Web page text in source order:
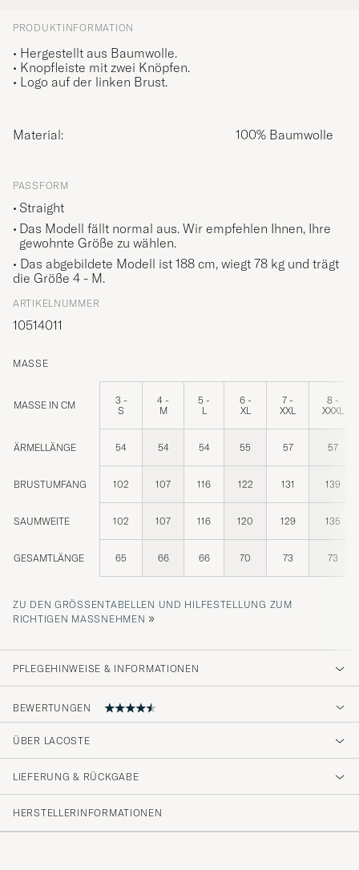
PRODUKTINFORMATION
• Hergestellt aus Baumwolle.
• Knopfleiste mit zwei Knöpfen.
• Logo auf der linken Brust.
Material: 100% Baumwolle
PASSFORM
Straight
Das Modell fällt normal aus. Wir empfehlen Ihnen, Ihre
gewohnte Größe zu wählen.
• Das abgebildete Modell ist 188 cm, wiegt 78 kg und trägt
die Größe 4 - M.
ARTIKELNUMMER
10514011
MASSE
MASSE IN CM
3 -
S
4 -
M
5 -
L
6 -
XL
7 -
XXL
8 -
XXXL
ÄRMELLÄNGE 54 54 54 55 57 57
BRUSTUMFANG 102 107 116 122 131 139
SAUMWEITE 102 107 116 120 129 135
GESAMTLÄNGE 65 66 66 70 73 73
ZU DEN GRÖSSENTABELLEN UND HILFESTELLUNG ZUM R
ICHTIGEN MASSNEHMEN
»
PFLEGEHINWEISE & INFORMATIONEN
BEWERTUNGEN
4.6
(23)
(1)
ÜBER LACOSTE
LIEFERUNG & RÜCKGABE
HERSTELLERINFORMATIONEN